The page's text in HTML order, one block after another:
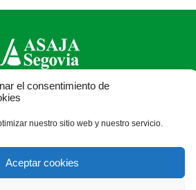
el consentimiento de
nuestro sitio web y nuestro servicio.
Aceptar cookies
- Jóvenes Agricultores
Fax: +34 921 440 410 ·